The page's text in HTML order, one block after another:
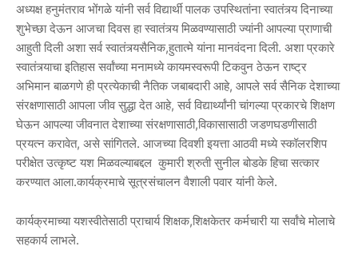
अध्यक्ष हनुमंतराव भोंगळे यांनी सर्व विद्यार्थी पालक उपस्थितांना स्वातंत्र्य दिनाच्या
शुभेच्छा देऊन आजचा दिवस हा स्वातंत्र्य मिळवण्यासाठी ज्यांनी आपल्या प्राणाची
आहुती दिली अशा सर्व स्वातंत्र्यसैनिक,हुतात्मे यांना मानवंदना दिली. अशा प्रकारे
स्वातंत्र्याचा इतिहास सर्वांच्या मनामध्ये कायमस्वरूपी टिकवुन ठेऊन राष्ट्र
अभिमान बाळगणे ही प्रत्येकाची नैतिक जबाबदारी आहे, आपले सर्व सैनिक देशाच्या
संरक्षणासाठी आपला जीव सुद्धा देत आहे, सर्व विद्यार्थ्यांनी चांगल्या प्रकारचे शिक्षण
घेऊन आपल्या जीवनात देशाच्या संरक्षणासाठी,विकासासाठी जडणघडणीसाठी
प्रयत्न करावेत, असे सांगितले. आजच्या दिवशी इयत्ता आठवी मध्ये स्कॉलरशिप
परीक्षेत उत्कृष्ट यश मिळवल्याबद्दल कुमारी श्रुती सुनील बोडके हिचा सत्कार
करण्यात आला.कार्यक्रमाचे सूत्रसंचालन वैशाली पवार यांनी केले.
कार्यक्रमाच्या यशस्वीतेसाठी प्राचार्य शिक्षक,शिक्षकेतर कर्मचारी या सर्वांचे मोलाचे
सहकार्य लाभले.